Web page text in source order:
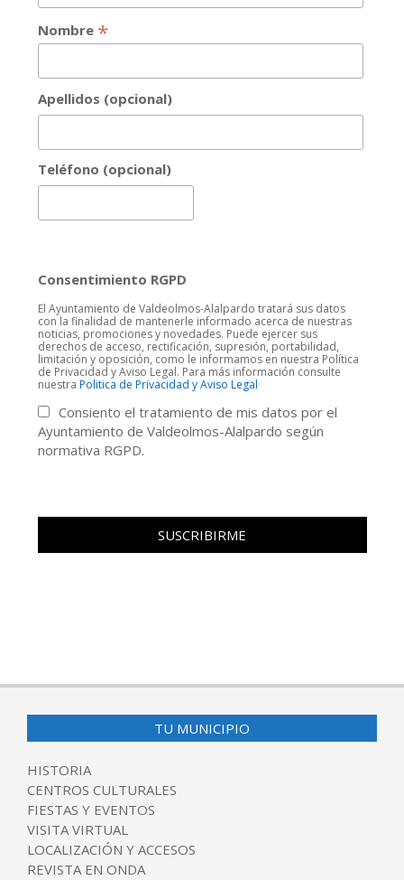
Nombre *
Apellidos (opcional)
Teléfono (opcional)
Consentimiento RGPD
El Ayuntamiento de Valdeolmos-Alalpardo tratará sus datos
con la finalidad de mantenerle informado acerca de nuestras
noticias, promociones y novedades. Puede ejercer sus
derechos de acceso, rectificación, supresión, portabilidad,
limitación y oposición, como le informamos en nuestra Política
de Privacidad y Aviso Legal. Para más información consulte
nuestra Politica de Privacidad y Aviso Legal
Consiento el tratamiento de mis datos por el
Ayuntamiento de Valdeolmos-Alalpardo según
normativa RGPD.
TU MUNICIPIO
HISTORIA
CENTROS CULTURALES
FIESTAS Y EVENTOS
VISITA VIRTUAL
LOCALIZACIÓN Y ACCESOS
REVISTA EN ONDA